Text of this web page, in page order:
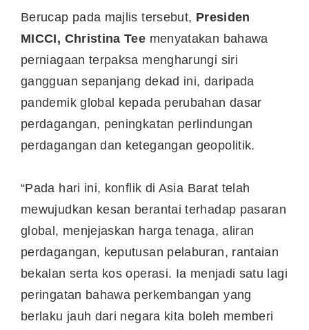
Berucap pada majlis tersebut, Presiden
MICCI, Christina Tee menyatakan bahawa
perniagaan terpaksa mengharungi siri
gangguan sepanjang dekad ini, daripada
pandemik global kepada perubahan dasar
perdagangan, peningkatan perlindungan
perdagangan dan ketegangan geopolitik.
“Pada hari ini, konflik di Asia Barat telah
mewujudkan kesan berantai terhadap pasaran
global, menjejaskan harga tenaga, aliran
perdagangan, keputusan pelaburan, rantaian
bekalan serta kos operasi. Ia menjadi satu lagi
peringatan bahawa perkembangan yang
berlaku jauh dari negara kita boleh memberi